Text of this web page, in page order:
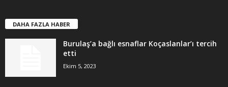
DAHA FAZLA HABER
Burulaş’a bağlı esnaflar Koçaslanlar’ı tercih
etti
Ekim 5, 2023